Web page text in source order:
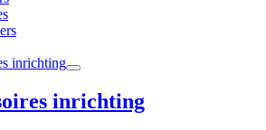
inrichting
inrichting